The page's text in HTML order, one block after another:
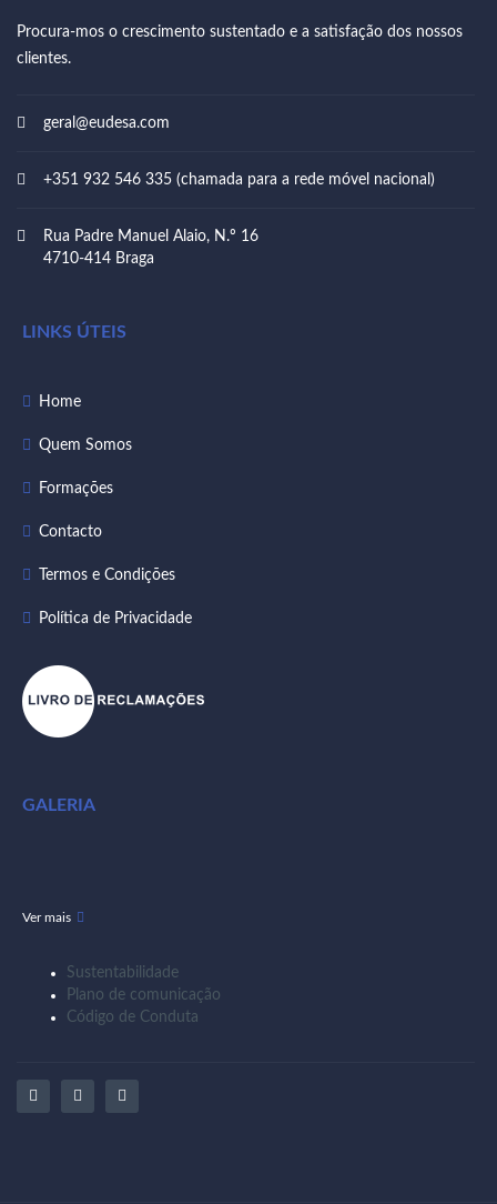
Procura-mos o crescimento sustentado e a satisfação dos nossos
clientes.
geral@eudesa.com
+351 932 546 335 (chamada para a rede móvel nacional)
Rua Padre Manuel Alaio, N.º 16
4710-414 Braga
LINKS ÚTEIS
Home
Quem Somos
Formações
Contacto
Termos e Condições
Política de Privacidade
GALERIA
Ver mais
Sustentabilidade
Plano de comunicação
Código de Conduta